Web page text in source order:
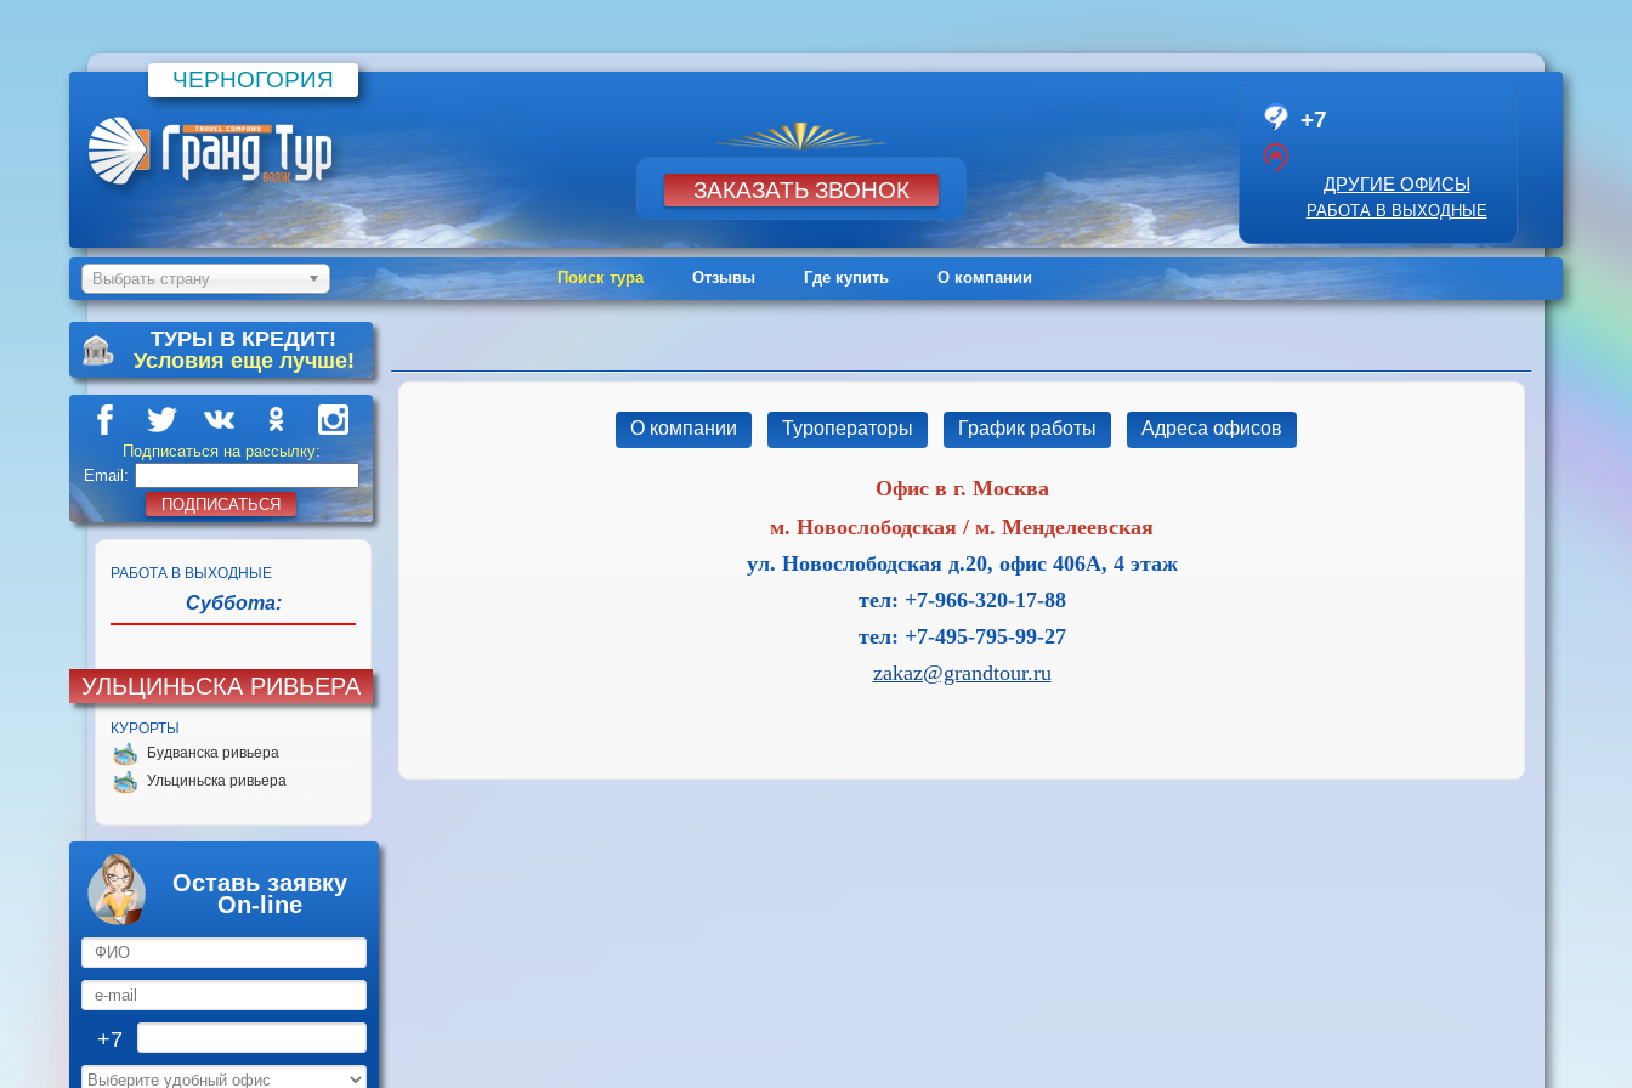
ЧЕРНОГОРИЯ
+7
ДРУГИЕ ОФИСЫ
РАБОТА В ВЫХОДНЫЕ
Выбрать страну Поиск тура Отзывы Где купить О компании
ТУРЫ В КРЕДИТ!
Условия еще лучше!
Подписаться на рассылку:
Email:
ПОДПИСАТЬСЯ
РАБОТА В ВЫХОДНЫЕ
Суббота:
УЛЬЦИНЬСКА РИВЬЕРА
КУРОРТЫ
Будванска ривьера
Ульциньска ривьера
Оставь заявку
On-line
+7
О компании Туроператоры График работы Адреса офисов
Офис в г. Москва
м. Новослободская / м. Менделеевская
ул. Новослободская д.20, офис 406А, 4 этаж
тел: +7-966-320-17-88
тел: +7-495-795-99-27
zakaz@grandtour.ru